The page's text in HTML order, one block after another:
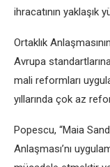
ihracatının yaklaşık
Ortaklık
Avrupa
mali reformları
yıllarında çok az
Popescu, “Maia
Anlaşması’nı